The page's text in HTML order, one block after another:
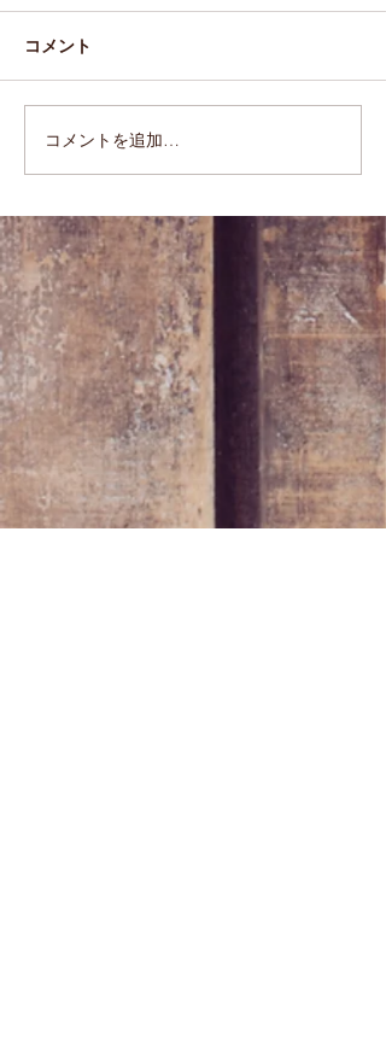
カレーベーコン
コメント
コメントを追加…